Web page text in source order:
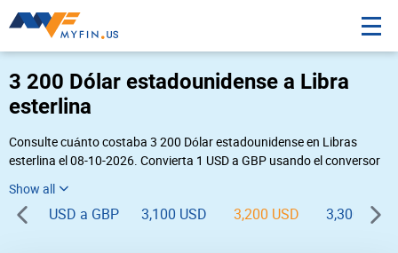
3 200 Dólar estadounidense a Libra
esterlina
Consulte cuánto costaba 3 200 Dólar estadounidense en Libras
esterlina el 08-10-2026. Convierta 1 USD a GBP usando el conversor
vaya a «GBP USD
USD a GBP 3,100 USD 3,200 USD 3,300 USD